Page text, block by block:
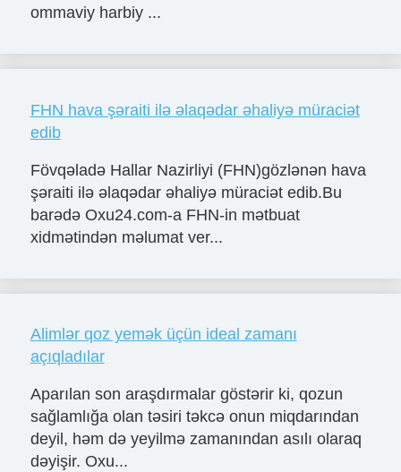
ommaviy harbiy ...
FHN hava şəraiti ilə əlaqədar əhaliyə müraciət
edib
Fövqəladə Hallar Nazirliyi (FHN)gözlənən hava
şəraiti ilə əlaqədar əhaliyə müraciət edib.Bu
barədə Oxu24.com-a FHN-in mətbuat
xidmətindən məlumat ver...
Alimlər qoz yemək üçün ideal zamanı
açıqladılar
Aparılan son araşdırmalar göstərir ki, qozun
sağlamlığa olan təsiri təkcə onun miqdarından
deyil, həm də yeyilmə zamanından asılı olaraq
dəyişir. Oxu...